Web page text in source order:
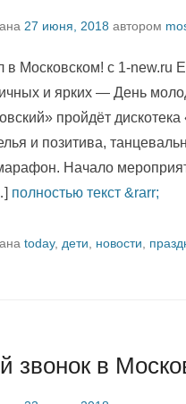
27 июня, 2018 автором
в Московском! c 1-new.ru
и ярких — День
пройдёт
и позитива,
Начало
полностью текст &rarr;
today, дети новости
звонок в